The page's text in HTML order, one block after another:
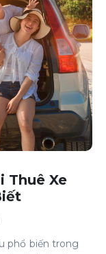
Thuê Xe
phổ biến trong